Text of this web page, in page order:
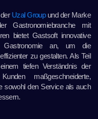
Uzal Groupund der Marke
Gastronomiebranche mit
bietet Gastsoft innovative
Gastronomie an, um die
zu gestalten. Als Teil
tiefen Verständnis der
maßgeschneiderte,
sowohl den Service als auch